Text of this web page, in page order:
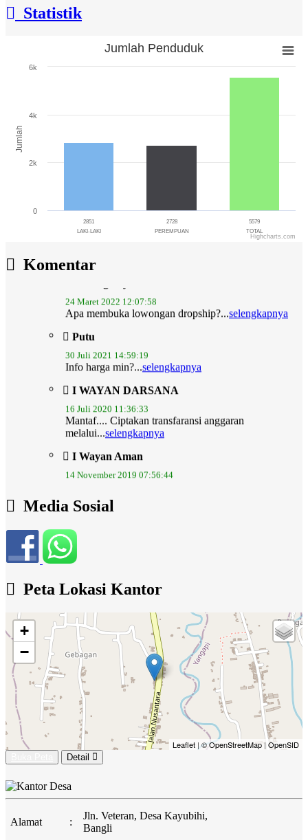
Statistik
Jumlah
Jumlah Penduduk
2851
LAKI-LAKI
2728
PEREMPUAN
5579
TOTAL
0
2k
4k
6k
Highcharts.com
KomentarNi nengah yusniati
Apa membuka lowongan dropship?...
Putu
30 Juli 2021 14:59:19
Info harga min?...selengkapnya
I WAYAN DARSANA
16 Juli 2020 11:36:33
Mantaf.... Ciptakan transfaransi anggaran
melalui...selengkapnya
I Wayan Aman
14 November 2019 07:56:44
mohon admin lebih update..dan web ini dirancang
juga... selengkapnya
Media Sosial
Peta Lokasi Kantor
+
−
Leaflet | © OpenStreetMap | OpenSID
Detail
Alamat :
Jln. Veteran, Desa Kayubihi,
Bangli